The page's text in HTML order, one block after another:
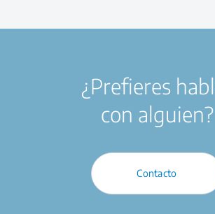
¿Prefieres
con alguien?
Contacto